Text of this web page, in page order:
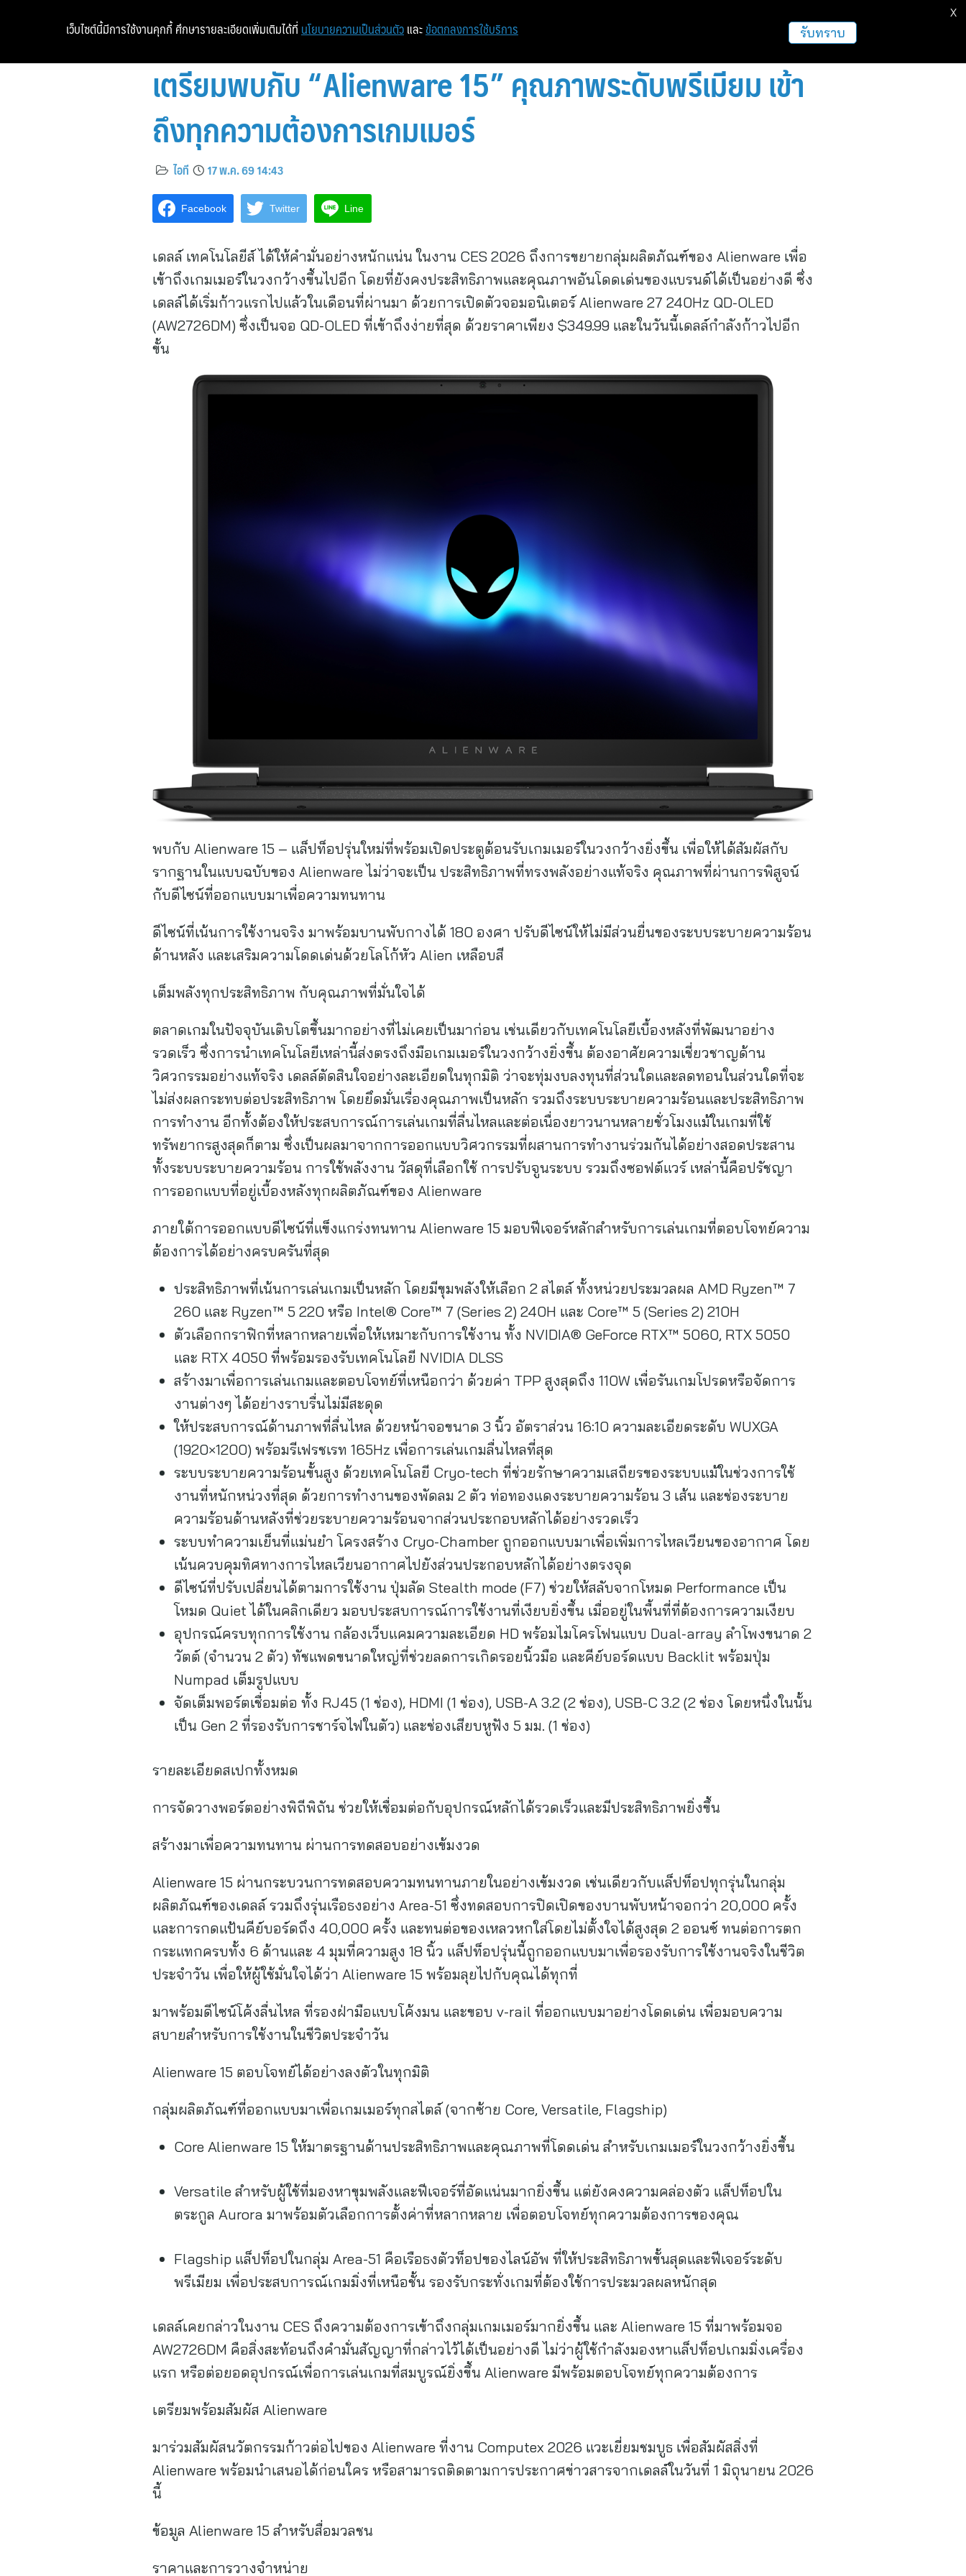
หน้าแรก ท่องเที่ยว ฝากข่าวประชาสัมพันธ์
เตรียมพบกับ “Alienware 15” คุณภาพระดับพรีเมียม เข้า
ถึงทุกความต้องการเกมเมอร์
ไอที 17 พ.ค. 69 14:43
Facebook Twitter Line
เดลล์ เทคโนโลยีส์ ได้ให้คำมั่นอย่างหนักแน่น ในงาน CES 2026 ถึงการขยายกลุ่มผลิตภัณฑ์ของ Alienware เพื่อ
เข้าถึงเกมเมอร์ในวงกว้างขึ้นไปอีก โดยที่ยังคงประสิทธิภาพและคุณภาพอันโดดเด่นของแบรนด์ได้เป็นอย่างดี ซึ่ง
เดลล์ได้เริ่มก้าวแรกไปแล้วในเดือนที่ผ่านมา ด้วยการเปิดตัวจอมอนิเตอร์ Alienware 27 240Hz QD-OLED
(AW2726DM) ซึ่งเป็นจอ QD-OLED ที่เข้าถึงง่ายที่สุด ด้วยราคาเพียง $349.99 และในวันนี้เดลล์กำลังก้าวไปอีก
ขั้น
พบกับ Alienware 15 – แล็ปท็อปรุ่นใหม่ที่พร้อมเปิดประตูต้อนรับเกมเมอร์ในวงกว้างยิ่งขึ้น เพื่อให้ได้สัมผัสกับ
รากฐานในแบบฉบับของ Alienware ไม่ว่าจะเป็น ประสิทธิภาพที่ทรงพลังอย่างแท้จริง คุณภาพที่ผ่านการพิสูจน์
กับดีไซน์ที่ออกแบบมาเพื่อความทนทาน
ดีไซน์ที่เน้นการใช้งานจริง มาพร้อมบานพับกางได้ 180 องศา ปรับดีไซน์ให้ไม่มีส่วนยื่นของระบบระบายความร้อน
ด้านหลัง และเสริมความโดดเด่นด้วยโลโก้หัว Alien เหลือบสี
เต็มพลังทุกประสิทธิภาพ กับคุณภาพที่มั่นใจได้
ตลาดเกมในปัจจุบันเติบโตขึ้นมากอย่างที่ไม่เคยเป็นมาก่อน เช่นเดียวกับเทคโนโลยีเบื้องหลังที่พัฒนาอย่าง
รวดเร็ว ซึ่งการนำเทคโนโลยีเหล่านี้ส่งตรงถึงมือเกมเมอร์ในวงกว้างยิ่งขึ้น ต้องอาศัยความเชี่ยวชาญด้าน
วิศวกรรมอย่างแท้จริง เดลล์ตัดสินใจอย่างละเอียดในทุกมิติ ว่าจะทุ่มงบลงทุนที่ส่วนใดและลดทอนในส่วนใดที่จะ
ไม่ส่งผลกระทบต่อประสิทธิภาพ โดยยึดมั่นเรื่องคุณภาพเป็นหลัก รวมถึงระบบระบายความร้อนและประสิทธิภาพ
การทำงาน อีกทั้งต้องให้ประสบการณ์การเล่นเกมที่ลื่นไหลและต่อเนื่องยาวนานหลายชั่วโมงแม้ในเกมที่ใช้
ทรัพยากรสูงสุดก็ตาม ซึ่งเป็นผลมาจากการออกแบบวิศวกรรมที่ผสานการทำงานร่วมกันได้อย่างสอดประสาน
ทั้งระบบระบายความร้อน การใช้พลังงาน วัสดุที่เลือกใช้ การปรับจูนระบบ รวมถึงซอฟต์แวร์ เหล่านี้คือปรัชญา
การออกแบบที่อยู่เบื้องหลังทุกผลิตภัณฑ์ของ Alienware
ภายใต้การออกแบบดีไซน์ที่แข็งแกร่งทนทาน Alienware 15 มอบฟีเจอร์หลักสำหรับการเล่นเกมที่ตอบโจทย์ความ
ต้องการได้อย่างครบครันที่สุด
ประสิทธิภาพที่เน้นการเล่นเกมเป็นหลัก โดยมีขุมพลังให้เลือก 2 สไตล์ ทั้งหน่วยประมวลผล AMD Ryzen™ 7
260 และ Ryzen™ 5 220 หรือ Intel® Core™ 7 (Series 2) 240H และ Core™ 5 (Series 2) 210H
ตัวเลือกกราฟิกที่หลากหลายเพื่อให้เหมาะกับการใช้งาน ทั้ง NVIDIA® GeForce RTX™ 5060, RTX 5050
และ RTX 4050 ที่พร้อมรองรับเทคโนโลยี NVIDIA DLSS
สร้างมาเพื่อการเล่นเกมและตอบโจทย์ที่เหนือกว่า ด้วยค่า TPP สูงสุดถึง 110W เพื่อรันเกมโปรดหรือจัดการ
งานต่างๆ ได้อย่างราบรื่นไม่มีสะดุด
ให้ประสบการณ์ด้านภาพที่ลื่นไหล ด้วยหน้าจอขนาด 3 นิ้ว อัตราส่วน 16:10 ความละเอียดระดับ WUXGA
(1920×1200) พร้อมรีเฟรชเรท 165Hz เพื่อการเล่นเกมลื่นไหลที่สุด
ระบบระบายความร้อนขั้นสูง ด้วยเทคโนโลยี Cryo-tech ที่ช่วยรักษาความเสถียรของระบบแม้ในช่วงการใช้
งานที่หนักหน่วงที่สุด ด้วยการทำงานของพัดลม 2 ตัว ท่อทองแดงระบายความร้อน 3 เส้น และช่องระบาย
ความร้อนด้านหลังที่ช่วยระบายความร้อนจากส่วนประกอบหลักได้อย่างรวดเร็ว
ระบบทำความเย็นที่แม่นยำ โครงสร้าง Cryo-Chamber ถูกออกแบบมาเพื่อเพิ่มการไหลเวียนของอากาศ โดย
เน้นควบคุมทิศทางการไหลเวียนอากาศไปยังส่วนประกอบหลักได้อย่างตรงจุด
ดีไซน์ที่ปรับเปลี่ยนได้ตามการใช้งาน ปุ่มลัด Stealth mode (F7) ช่วยให้สลับจากโหมด Performance เป็น
โหมด Quiet ได้ในคลิกเดียว มอบประสบการณ์การใช้งานที่เงียบยิ่งขึ้น เมื่ออยู่ในพื้นที่ที่ต้องการความเงียบ
อุปกรณ์ครบทุกการใช้งาน กล้องเว็บแคมความละเอียด HD พร้อมไมโครโฟนแบบ Dual-array ลำโพงขนาด 2
วัตต์ (จำนวน 2 ตัว) ทัชแพดขนาดใหญ่ที่ช่วยลดการเกิดรอยนิ้วมือ และคีย์บอร์ดแบบ Backlit พร้อมปุ่ม
Numpad เต็มรูปแบบ
จัดเต็มพอร์ตเชื่อมต่อ ทั้ง RJ45 (1 ช่อง), HDMI (1 ช่อง), USB-A 3.2 (2 ช่อง), USB-C 3.2 (2 ช่อง โดยหนึ่งในนั้น
เป็น Gen 2 ที่รองรับการชาร์จไฟในตัว) และช่องเสียบหูฟัง 5 มม. (1 ช่อง)
รายละเอียดสเปกทั้งหมด
การจัดวางพอร์ตอย่างพิถีพิถัน ช่วยให้เชื่อมต่อกับอุปกรณ์หลักได้รวดเร็วและมีประสิทธิภาพยิ่งขึ้น
สร้างมาเพื่อความทนทาน ผ่านการทดสอบอย่างเข้มงวด
Alienware 15 ผ่านกระบวนการทดสอบความทนทานภายในอย่างเข้มงวด เช่นเดียวกับแล็ปท็อปทุกรุ่นในกลุ่ม
ผลิตภัณฑ์ของเดลล์ รวมถึงรุ่นเรือธงอย่าง Area-51 ซึ่งทดสอบการปิดเปิดของบานพับหน้าจอกว่า 20,000 ครั้ง
และการกดแป้นคีย์บอร์ดถึง 40,000 ครั้ง และทนต่อของเหลวหกใส่โดยไม่ตั้งใจได้สูงสุด 2 ออนซ์ ทนต่อการตก
กระแทกครบทั้ง 6 ด้านและ 4 มุมที่ความสูง 18 นิ้ว แล็ปท็อปรุ่นนี้ถูกออกแบบมาเพื่อรองรับการใช้งานจริงในชีวิต
ประจำวัน เพื่อให้ผู้ใช้มั่นใจได้ว่า Alienware 15 พร้อมลุยไปกับคุณได้ทุกที่
มาพร้อมดีไซน์โค้งลื่นไหล ที่รองฝ่ามือแบบโค้งมน และขอบ v-rail ที่ออกแบบมาอย่างโดดเด่น เพื่อมอบความ
สบายสำหรับการใช้งานในชีวิตประจำวัน
Alienware 15 ตอบโจทย์ได้อย่างลงตัวในทุกมิติ
กลุ่มผลิตภัณฑ์ที่ออกแบบมาเพื่อเกมเมอร์ทุกสไตล์ (จากซ้าย Core, Versatile, Flagship)
Core Alienware 15 ให้มาตรฐานด้านประสิทธิภาพและคุณภาพที่โดดเด่น สำหรับเกมเมอร์ในวงกว้างยิ่งขึ้น
Versatile สำหรับผู้ใช้ที่มองหาขุมพลังและฟีเจอร์ที่อัดแน่นมากยิ่งขึ้น แต่ยังคงความคล่องตัว แล็ปท็อปใน
ตระกูล Aurora มาพร้อมตัวเลือกการตั้งค่าที่หลากหลาย เพื่อตอบโจทย์ทุกความต้องการของคุณ
Flagship แล็ปท็อปในกลุ่ม Area-51 คือเรือธงตัวท็อปของไลน์อัพ ที่ให้ประสิทธิภาพขั้นสุดและฟีเจอร์ระดับ
พรีเมียม เพื่อประสบการณ์เกมมิ่งที่เหนือชั้น รองรับกระทั่งเกมที่ต้องใช้การประมวลผลหนักสุด
เดลล์เคยกล่าวในงาน CES ถึงความต้องการเข้าถึงกลุ่มเกมเมอร์มากยิ่งขึ้น และ Alienware 15 ที่มาพร้อมจอ
AW2726DM คือสิ่งสะท้อนถึงคำมั่นสัญญาที่กล่าวไว้ได้เป็นอย่างดี ไม่ว่าผู้ใช้กำลังมองหาแล็ปท็อปเกมมิ่งเครื่อง
แรก หรือต่อยอดอุปกรณ์เพื่อการเล่นเกมที่สมบูรณ์ยิ่งขึ้น Alienware มีพร้อมตอบโจทย์ทุกความต้องการ
เตรียมพร้อมสัมผัส Alienware
มาร่วมสัมผัสนวัตกรรมก้าวต่อไปของ Alienware ที่งาน Computex 2026 แวะเยี่ยมชมบูธ เพื่อสัมผัสสิ่งที่
Alienware พร้อมนำเสนอได้ก่อนใคร หรือสามารถติดตามการประกาศข่าวสารจากเดลล์ในวันที่ 1 มิถุนายน 2026
นี้
ข้อมูล Alienware 15 สำหรับสื่อมวลชน
ราคาและการวางจำหน่าย
เว็บไซต์นี้มีการใช้งานคุกกี้ ศึกษารายละเอียดเพิ่มเติมได้ที่ นโยบายความเป็นส่วนตัว และ ข้อตกลงการใช้บริการ รับทราบ
X